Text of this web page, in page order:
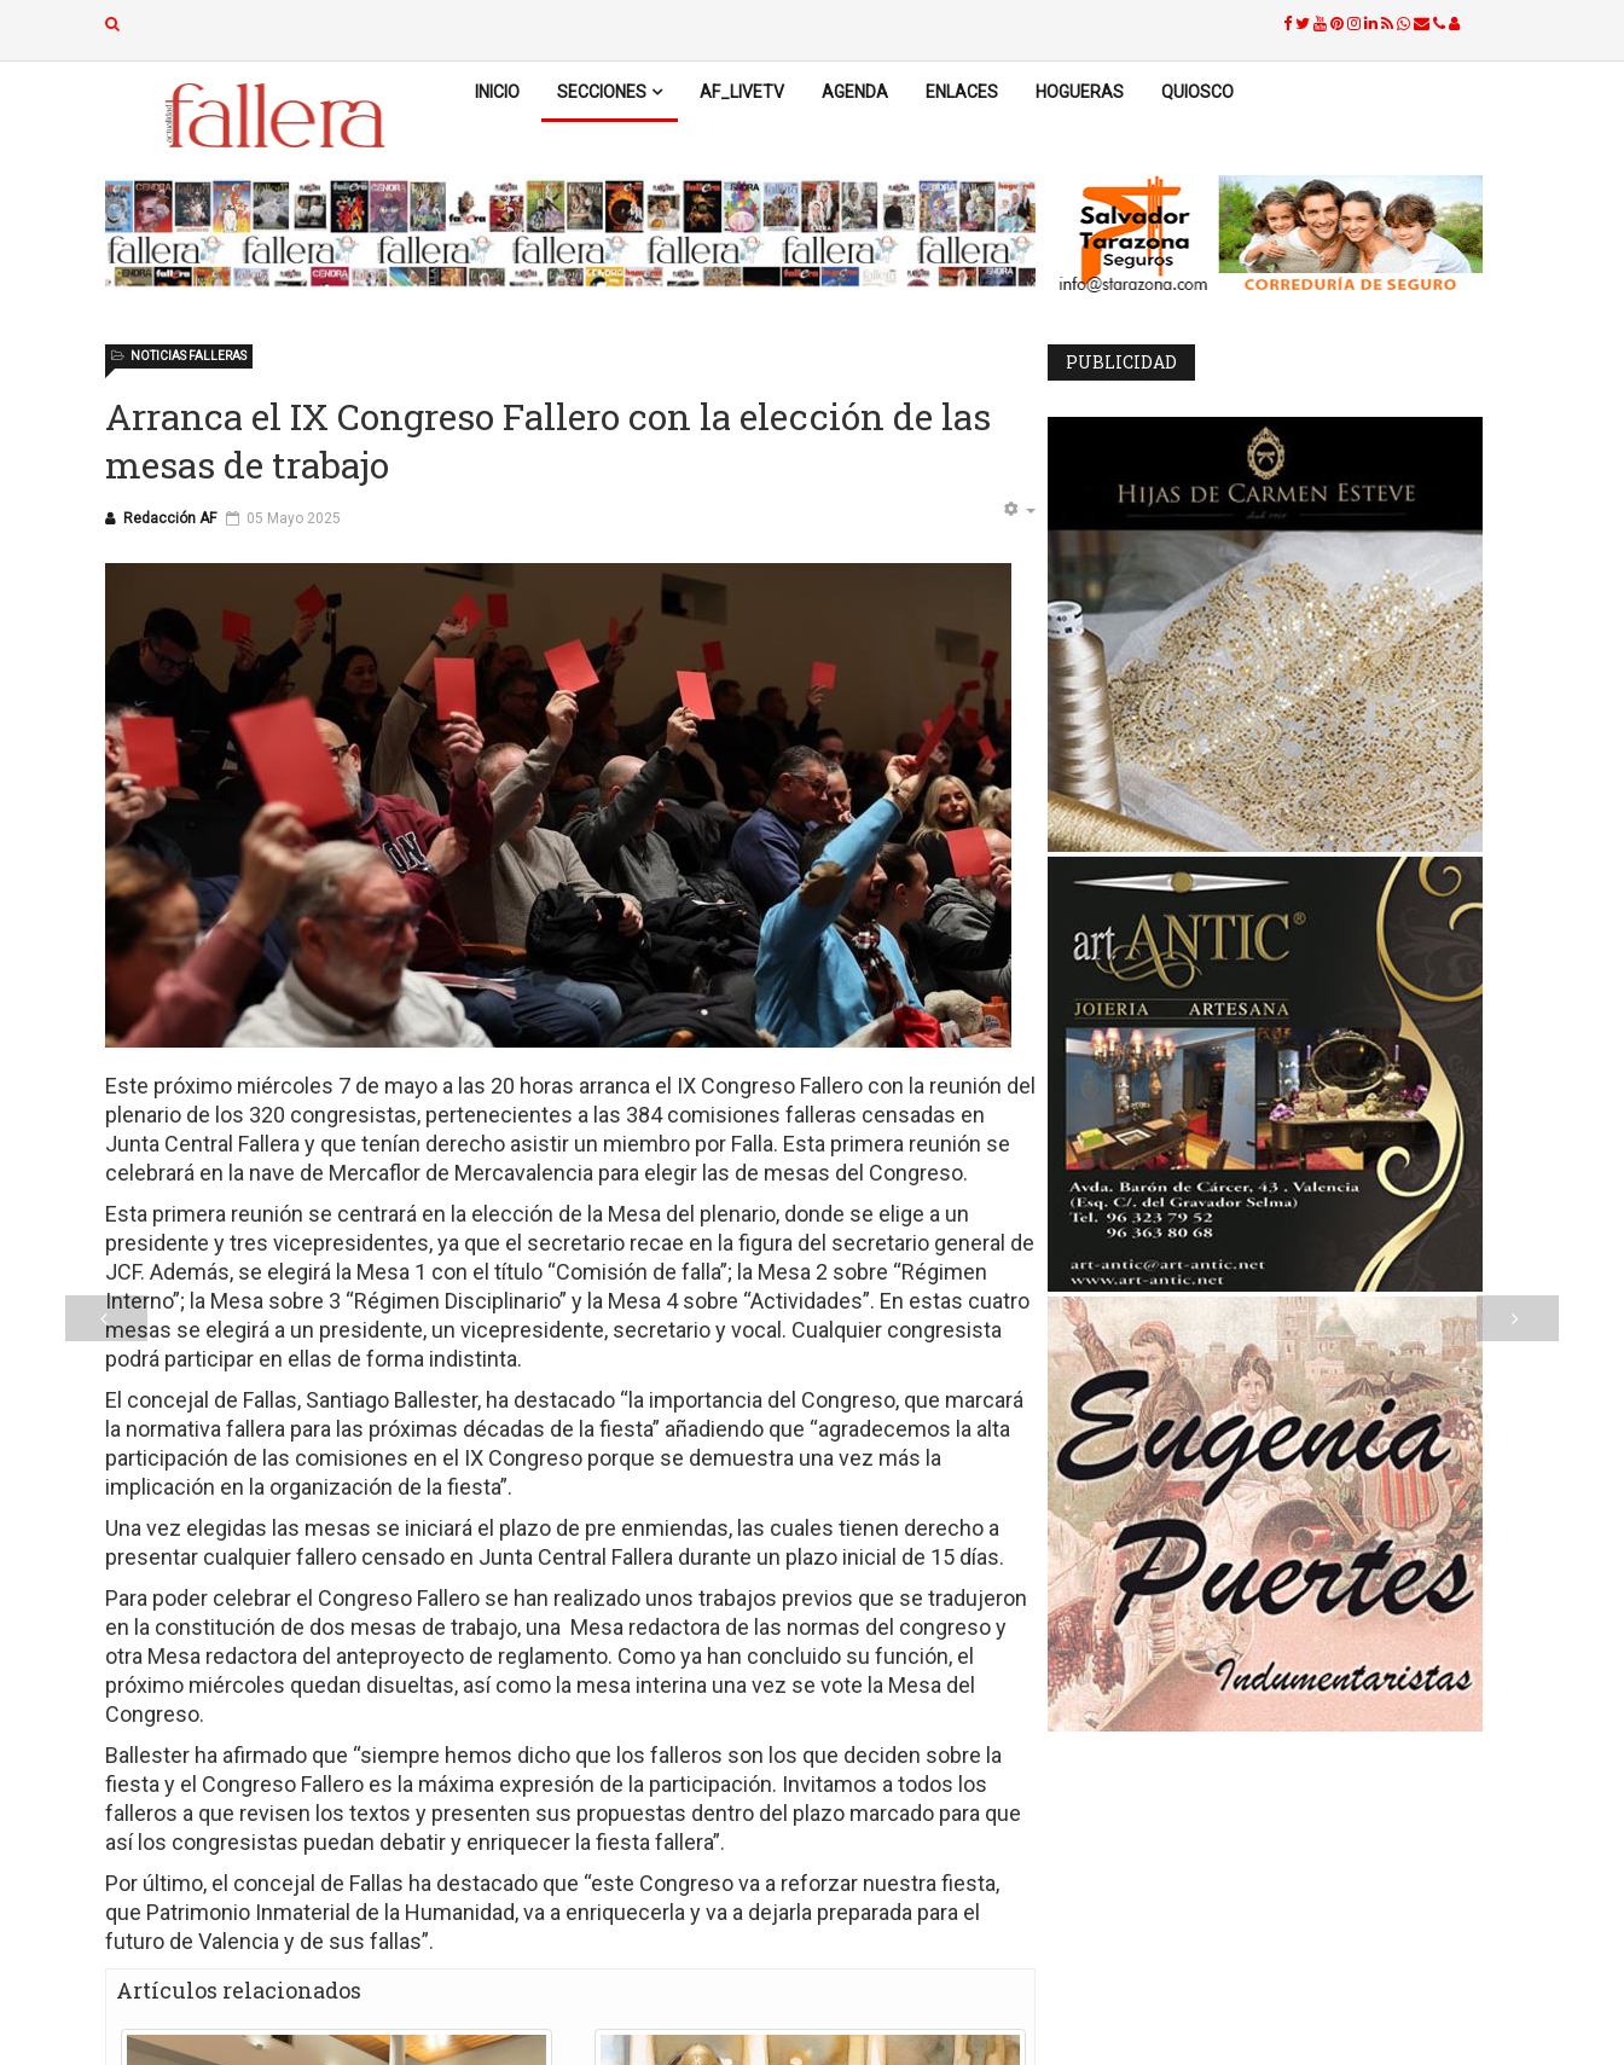
INICIO SECCIONES AF_LIVETV AGENDA ENLACES HOGUERAS QUIOSCO
Arranca el IX Congreso Fallero con la elección de las
mesas de trabajo
Redacción AF
NOTICIAS FALLERAS
05 Mayo 2025
Este próximo miércoles 7 de mayo a las 20 horas arranca el IX Congreso Fallero con la reunión del
plenario de los 320 congresistas, pertenecientes a las 384 comisiones falleras censadas en
Junta Central Fallera y que tenían derecho asistir un miembro por Falla. Esta primera reunión se
celebrará en la nave de Mercaflor de Mercavalencia para elegir las de mesas del Congreso.
Esta primera reunión se centrará en la elección de la Mesa del plenario, donde se elige a un
presidente y tres vicepresidentes, ya que el secretario recae en la figura del secretario general de
JCF. Además, se elegirá la Mesa 1 con el título “Comisión de falla”; la Mesa 2 sobre “Régimen
Interno”; la Mesa sobre 3 “Régimen Disciplinario” y la Mesa 4 sobre “Actividades”. En estas cuatro
mesas se elegirá a un presidente, un vicepresidente, secretario y vocal. Cualquier congresista
podrá participar en ellas de forma indistinta.
El concejal de Fallas, Santiago Ballester, ha destacado “la importancia del Congreso, que marcará
la normativa fallera para las próximas décadas de la fiesta” añadiendo que “agradecemos la alta
participación de las comisiones en el IX Congreso porque se demuestra una vez más la
implicación en la organización de la fiesta”.
Una vez elegidas las mesas se iniciará el plazo de pre enmiendas, las cuales tienen derecho a
presentar cualquier fallero censado en Junta Central Fallera durante un plazo inicial de 15 días.
Para poder celebrar el Congreso Fallero se han realizado unos trabajos previos que se tradujeron
en la constitución de dos mesas de trabajo, una Mesa redactora de las normas del congreso y
otra Mesa redactora del anteproyecto de reglamento. Como ya han concluido su función, el
próximo miércoles quedan disueltas, así como la mesa interina una vez se vote la Mesa del
Congreso.
Ballester ha afirmado que “siempre hemos dicho que los falleros son los que deciden sobre la
fiesta y el Congreso Fallero es la máxima expresión de la participación. Invitamos a todos los
falleros a que revisen los textos y presenten sus propuestas dentro del plazo marcado para que
así los congresistas puedan debatir y enriquecer la fiesta fallera”.
Por último, el concejal de Fallas ha destacado que “este Congreso va a reforzar nuestra fiesta,
que Patrimonio Inmaterial de la Humanidad, va a enriquecerla y va a dejarla preparada para el
futuro de Valencia y de sus fallas”.
Artículos relacionados
PUBLICIDAD